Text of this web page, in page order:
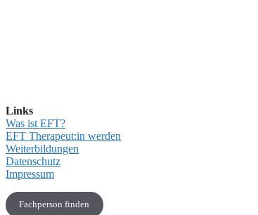
Links
Was ist EFT?
EFT Therapeut:in werden
Weiterbildungen
Datenschutz
Impressum
Fachperson finden